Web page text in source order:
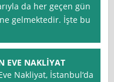
da her geçen gün
gelmektedir. İşte bu
EVE NAKLİYAT
Nakliyat, İstanbul‘da